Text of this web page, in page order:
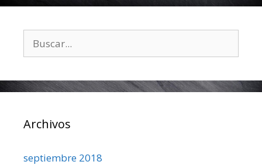
Archivos
septiembre 2018